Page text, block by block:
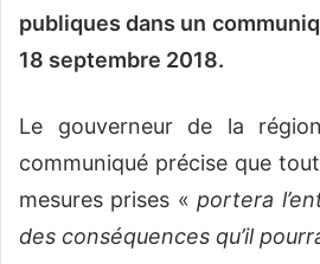
publiques dans un
18 septembre 2018.
Le gouverneur de la
communiqué précise que
mesures prises «portera
des conséquences qu’il